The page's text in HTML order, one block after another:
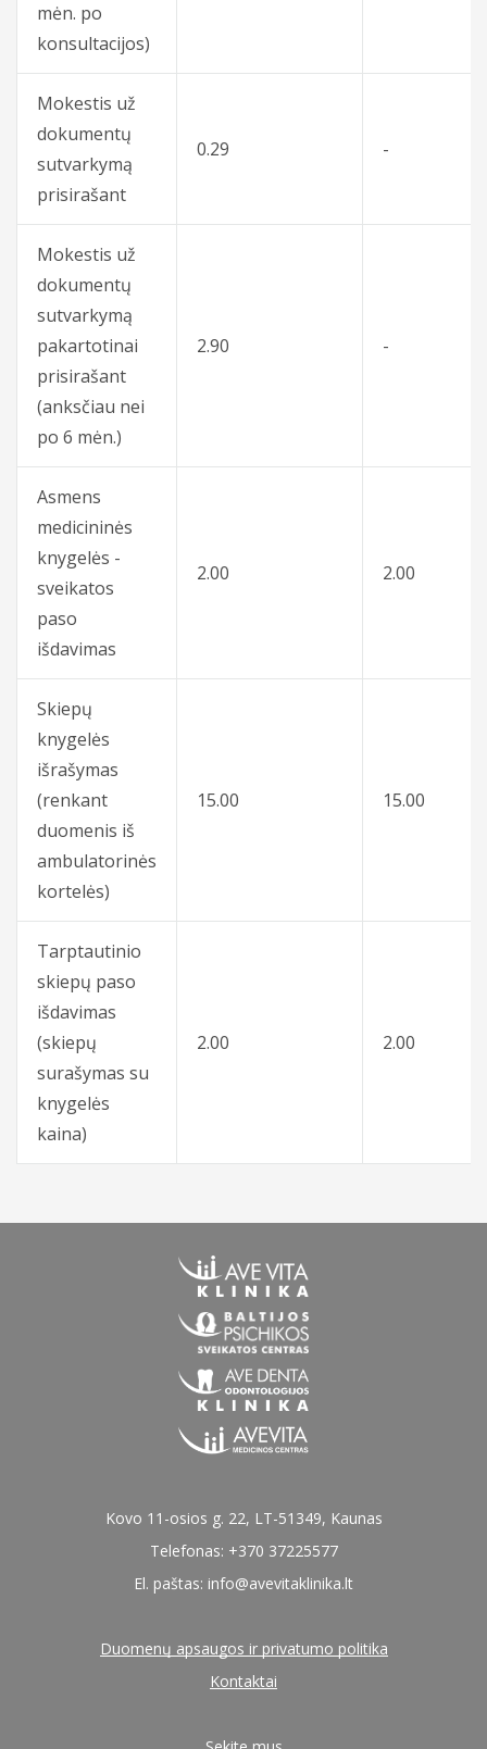
mėn. po
konsultacijos)
Mokestis už
dokumentų
sutvarkymą
prisirašant
0.29 -
Mokestis už
dokumentų
sutvarkymą
pakartotinai
prisirašant
(anksčiau nei
po 6 mėn.)
2.90 -
Asmens
medicininės
knygelės -
sveikatos
paso
išdavimas
2.00 2.00
Skiepų
knygelės
išrašymas
(renkant
duomenis iš
ambulatorinės
kortelės)
15.00 15.00
Tarptautinio
skiepų paso
išdavimas
(skiepų
surašymas su
knygelės
kaina)
2.00 2.00
Kovo 11-osios g. 22, LT-51349, Kaunas
Telefonas: +370 37225577
El. paštas: info@avevitaklinika.lt
Duomenų apsaugos ir privatumo politika
Kontaktai